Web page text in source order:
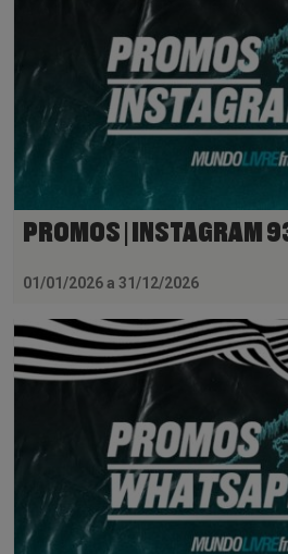
PROMOS | INSTAGRAM
01/01/2026 a 31/12/2026